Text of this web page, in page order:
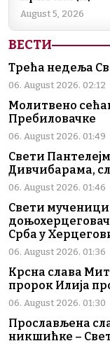
August 5, 2026
ВЕСТИ
Трећа недеља
06. August 2026. 02:12
Молитвено
Пребиловачке
06. August 2026. 01:49
Свети
Дивчибарама,
06. August 2026. 01:46
Свети
Срба у
06. August 2026. 01:36
Крсна слава
пророк Илија
06. August 2026. 01:30
Прослављена
никшићке –